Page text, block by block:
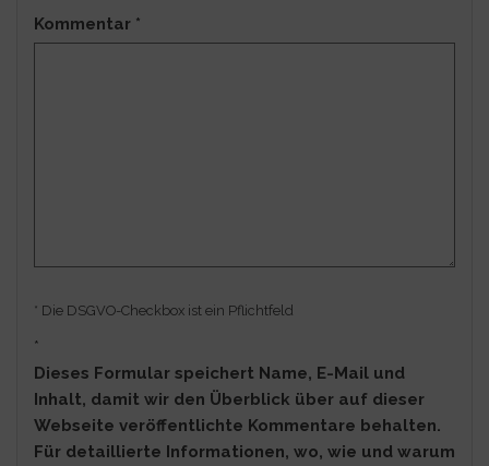
Kommentar *
* Die DSGVO-Checkbox ist ein Pflichtfeld
*
Dieses Formular speichert Name, E-Mail und
Inhalt, damit wir den Überblick über auf dieser
Webseite veröffentlichte Kommentare behalten.
Für detaillierte Informationen, wo, wie und warum